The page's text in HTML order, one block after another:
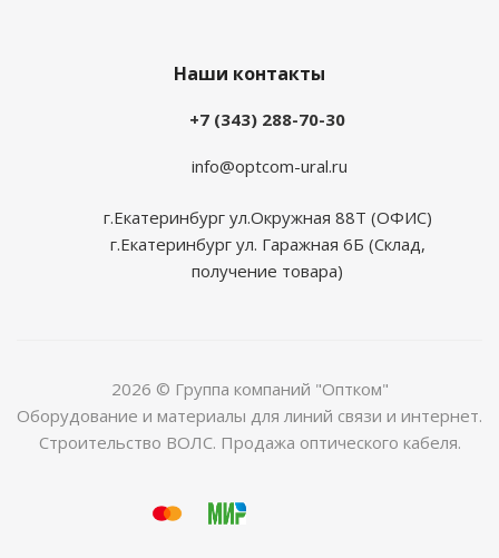
Наши контакты
+7 (343) 288-70-30
info@optcom-ural.ru
г.Екатеринбург ул.Окружная 88Т (ОФИС)
г.Екатеринбург ул. Гаражная 6Б (Склад,
получение товара)
2026 © Группа компаний "Оптком"
Оборудование и материалы для линий связи и интернет.
Строительство ВОЛС. Продажа оптического кабеля.